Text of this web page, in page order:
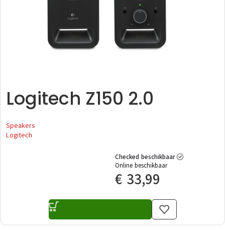
Logitech Z150 2.0
Speakers
Logitech
Checked beschikbaar
Online beschikbaar
€ 33,99